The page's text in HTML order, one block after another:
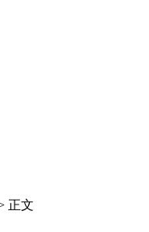
正文